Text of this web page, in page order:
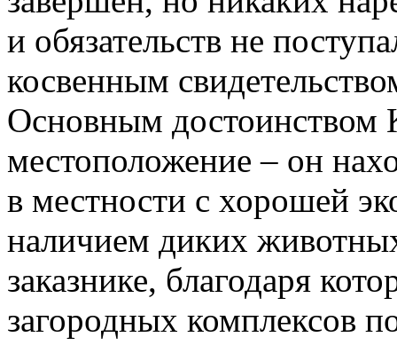
и обязательств не
косвенным
Основным достоинством
местоположение – он
в местности с хорошей
наличием диких
заказнике, благодаря
загородных комплексов